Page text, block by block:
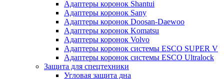
Адаптеры коронок Shantui
Адаптеры коронок Sany
Адаптеры коронок Doosan-Daewoo
Адаптеры коронок Komatsu
Адаптеры коронок Volvo
Адаптеры коронок системы ESCO SUPER V
Адаптеры коронок системы ESCO Ultralock
Защита для спецтехники
Угловая защита дна